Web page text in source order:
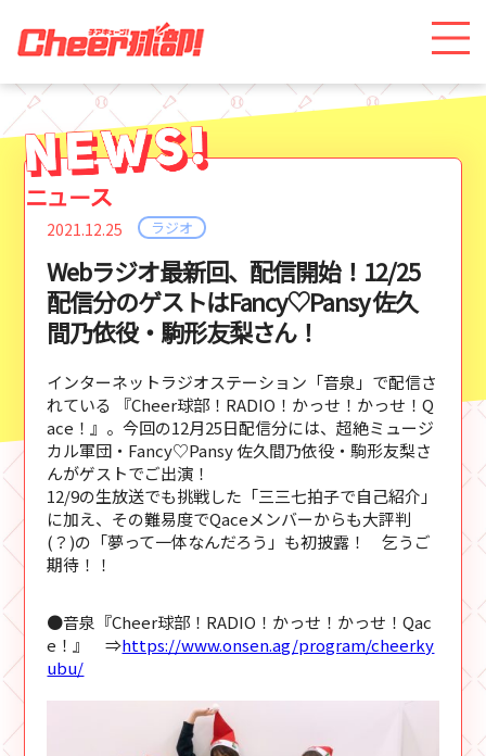
2021.12.25 ラジオ
Webラジオ最新回、配信開始！12/25
配信分のゲストはFancy♡Pansy 佐久
間乃依役・駒形友梨さん！
インターネットラジオステーション「音泉」で配信さ
れている 『Cheer球部！RADIO！かっせ！かっせ！Q
ace！』。今回の12月25日配信分には、超絶ミュージ
カル軍団・Fancy♡Pansy 佐久間乃依役・駒形友梨さ
んがゲストでご出演！
12/9の生放送でも挑戦した「三三七拍子で自己紹介」
に加え、その難易度でQaceメンバーからも大評判
(？)の「夢って一体なんだろう」も初披露！ 乞うご
期待！！
●音泉『Cheer球部！RADIO！かっせ！かっせ！Qac
e！』 ⇒https://www.onsen.ag/program/cheerky
ubu/